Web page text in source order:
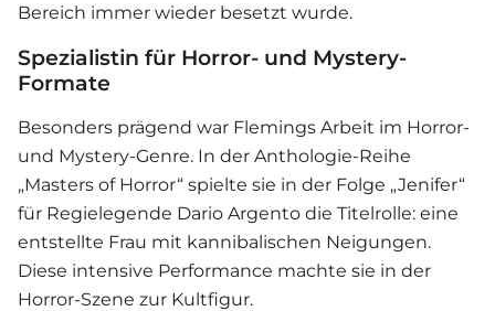
Bereich immer wieder besetzt wurde.
Spezialistin für Horror- und Mystery-
Formate
Besonders prägend war Flemings Arbeit im Horror-
und Mystery-Genre. In der Anthologie-Reihe
„Masters of Horror“ spielte sie in der Folge „Jenifer“
für Regielegende Dario Argento die Titelrolle: eine
entstellte Frau mit kannibalischen Neigungen.
Diese intensive Performance machte sie in der
Horror-Szene zur Kultfigur.